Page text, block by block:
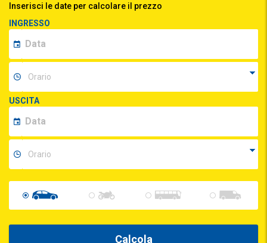
Inserisci le date per calcolare il prezzo
INGRESSO
USCITA
Calcola